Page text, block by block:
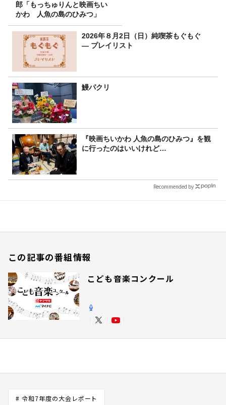
郎「もっちゅりんと映画ちい
かわ 人魚の島のひみつ」
2026年８月2日（日）純喫茶もぐもぐ
― プレイリスト
鰻パクリ
『映画ちいかわ 人魚の島のひみつ』を観
に行ったのはいいけれど…
Recommended by
この記事の番組情報
こども音楽コンクール
# 令和7年度の大会レポート